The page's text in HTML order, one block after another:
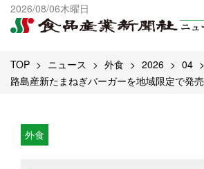
2026/08/06木曜日
出版物一覧へ
試読・購読申し込み
TOP ニュース 外食 2026 04
路島産新たまねぎバーガーを地域限定で発売
外食